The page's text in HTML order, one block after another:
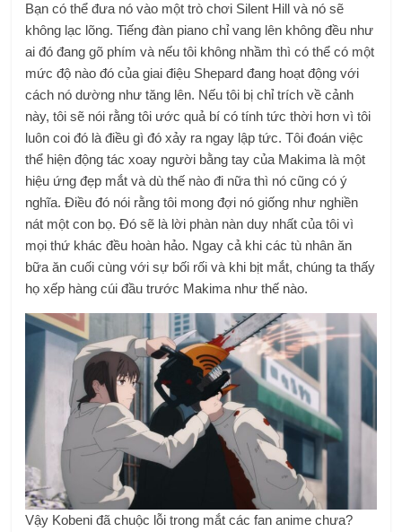
Bạn có thể đưa nó vào một trò chơi Silent Hill và nó sẽ
không lạc lõng. Tiếng đàn piano chỉ vang lên không đều như
ai đó đang gõ phím và nếu tôi không nhầm thì có thể có một
mức độ nào đó của giai điệu Shepard đang hoạt động với
cách nó dường như tăng lên. Nếu tôi bị chỉ trích về cảnh
này, tôi sẽ nói rằng tôi ước quả bí có tính tức thời hơn vì tôi
luôn coi đó là điều gì đó xảy ra ngay lập tức. Tôi đoán việc
thể hiện động tác xoay người bằng tay của Makima là một
hiệu ứng đẹp mắt và dù thế nào đi nữa thì nó cũng có ý
nghĩa. Điều đó nói rằng tôi mong đợi nó giống như nghiền
nát một con bọ. Đó sẽ là lời phàn nàn duy nhất của tôi vì
mọi thứ khác đều hoàn hảo. Ngay cả khi các tù nhân ăn
bữa ăn cuối cùng với sự bối rối và khi bịt mắt, chúng ta thấy
họ xếp hàng cúi đầu trước Makima như thế nào.
Vậy Kobeni đã chuộc lỗi trong mắt các fan anime chưa?